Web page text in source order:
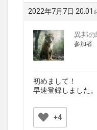
2022年7月7日 20:01
異邦の
参加者
初めまして！
早速登録しました
+4